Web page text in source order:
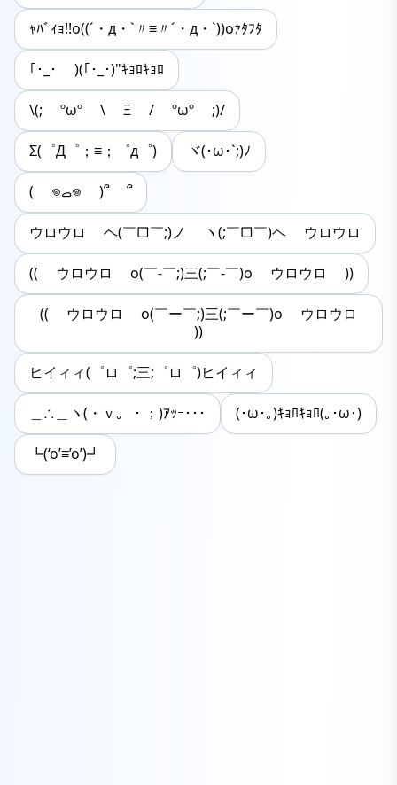
ｬﾊﾞｨｮ!!o((´・д・`〃≡〃´・д・`))oｧﾀﾌﾀ
｢･_･ )(｢･_･)"ｷｮﾛｷｮﾛ
\(; ºωº \ Ξ / ºωº ;)/
Σ(゜Д゜；≡；゜д゜) ヾ(･ω･`;)ﾉ
( 𖦹ࡇ𖦹 )՞ ՞
ウロウロ ヘ(￣□￣;)ノ ヽ(;￣□￣)ヘ ウロウロ
(( ウロウロ o(￣-￣;)三(;￣-￣)o ウロウロ ))
(( ウロウロ o(￣ー￣;)三(;￣ー￣)o ウロウロ
))
ヒイィィ(゜ロ゜;三;゜ロ゜)ヒイィィ
＿∴＿ヽ(・ｖ。・；)ｱｯｰ･･･ (･ω･｡)ｷｮﾛｷｮﾛ(｡･ω･)
┗(‘o’≡’o’)┛